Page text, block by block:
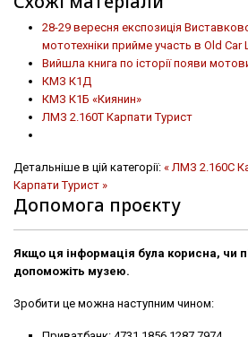
28-29 вересня експозиція
мототехніки прийме участь в Old Car
Вийшла книга по історії появи
КМЗ К1Д
КМЗ К1Б «Киянин»
ЛМЗ 2.160Т Карпати Турист
Детальніше в цій категорії: « ЛМЗ 2.160С
Карпати Турист »
Допомога проєкту
Якщо ця інформація була корисна, чи
допоможіть музею.
Зробити це можна наступним чином: